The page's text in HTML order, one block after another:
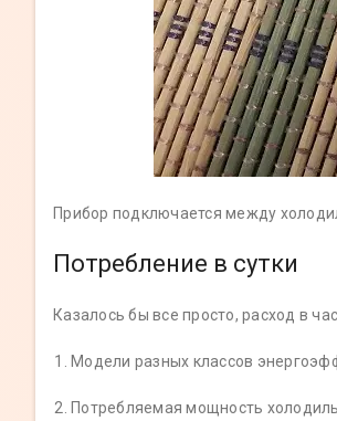
Прибор подключается между
Потребление в сутки
Казалось бы все просто, расход в
Модели разных классов
Потребляемая мощность